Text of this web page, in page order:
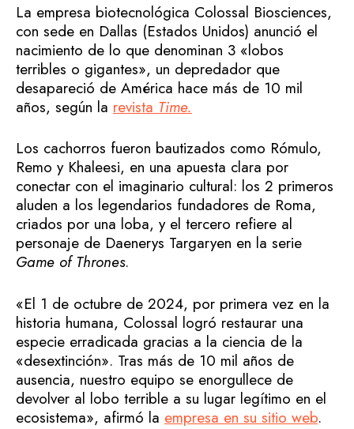
La empresa biotecnológica Colossal Biosciences,
con sede en Dallas (Estados Unidos) anunció el
nacimiento de lo que denominan 3 «lobos
terribles o gigantes», un depredador que
desapareció de América hace más de 10 mil
años, según la revista Time.
Los cachorros fueron bautizados como Rómulo,
Remo y Khaleesi, en una apuesta clara por
conectar con el imaginario cultural: los 2 primeros
aluden a los legendarios fundadores de Roma,
criados por una loba, y el tercero refiere al
personaje de Daenerys Targaryen en la serie
Game of Thrones.
«El 1 de octubre de 2024, por primera vez en la
historia humana, Colossal logró restaurar una
especie erradicada gracias a la ciencia de la
«desextinción». Tras más de 10 mil años de
ausencia, nuestro equipo se enorgullece de
devolver al lobo terrible a su lugar legítimo en el
ecosistema», afirmó la empresa en su sitio web.